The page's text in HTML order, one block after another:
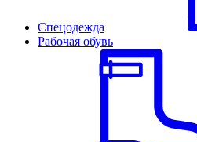
Спецодежда
Рабочая обувь